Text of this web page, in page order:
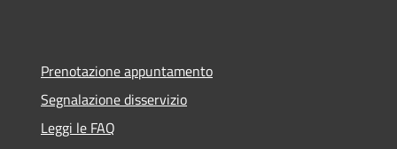
Prenotazione appuntamento
Segnalazione disservizio
Leggi le FAQ